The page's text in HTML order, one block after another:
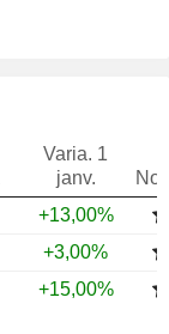
Varia. 1
janv.
+13,00%
+3,00%
+15,00%